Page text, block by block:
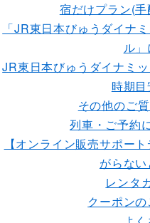
宿だけプラン(
「JR東日本びゅうダイナ
ル
JR東日本びゅうダイナミ
時期
その他のご
列車・ご予約
【オンライン販売サポー
がらな
レンタ
クーポン